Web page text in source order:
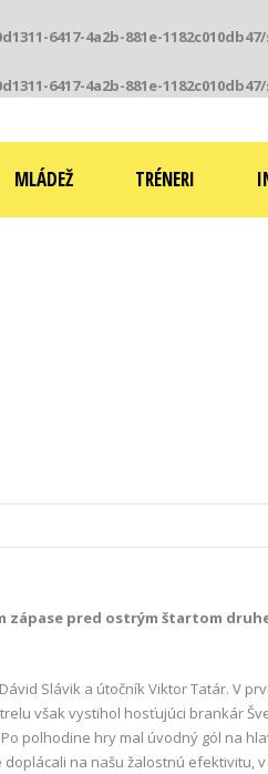
6417-4a2b-881e-
6417-4a2b-881e-
MLÁDEŽ TRÉNERI
zápase pred ostrým štartom
Slávik a útočník Viktor Tatár. V
však vystihol hosťujúci brankár
polhodine hry mal úvodný gól na
na našu žalostnú efektivitu,